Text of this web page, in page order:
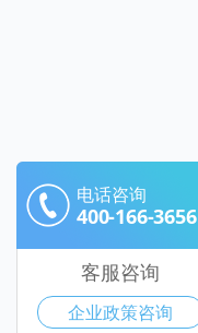
电话咨询
400-166-3656
客服咨询
企业政策咨询